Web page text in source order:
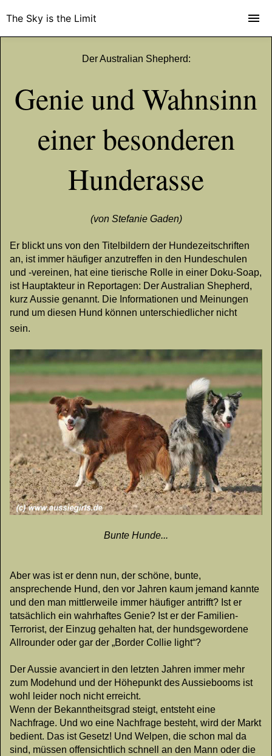
Der Australian Shepherd:
Genie und Wahnsinn
einer besonderen
Hunderasse
(von Stefanie Gaden)
Er blickt uns von den Titelbildern der Hundezeitschriften
an, ist immer häufiger anzutreffen in den Hundeschulen
und -vereinen, hat eine tierische Rolle in einer Doku-Soap,
ist Hauptakteur in Reportagen: Der Australian Shepherd,
kurz Aussie genannt. Die Informationen und Meinungen
rund um diesen Hund können unterschiedlicher nicht
sein.
Bunte Hunde...
Aber was ist er denn nun, der schöne, bunte,
ansprechende Hund, den vor Jahren kaum jemand kannte
und den man mittlerweile immer häufiger antrifft? Ist er
tatsächlich ein wahrhaftes Genie? Ist er der Familien-
Terrorist, der Einzug gehalten hat, der hundsgewordene
Allrounder oder gar der „Border Collie light“?
Der Aussie avanciert in den letzten Jahren immer mehr
zum Modehund und der Höhepunkt des Aussiebooms ist
wohl leider noch nicht erreicht.
Wenn der Bekanntheitsgrad steigt, entsteht eine
Nachfrage. Und wo eine Nachfrage besteht, wird der Markt
bedient. Das ist Gesetz! Und Welpen, die schon mal da
sind, müssen offensichtlich schnell an den Mann oder die
The Sky is the Limit